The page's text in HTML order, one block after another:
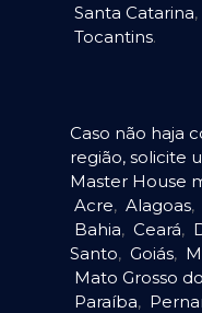
Santa Catarina,
Tocantins.
Caso não haja
região, solicite
Master House
Acre, Alagoas,
Bahia, Ceará,
Santo, Goiás,
Mato Grosso
Paraíba,